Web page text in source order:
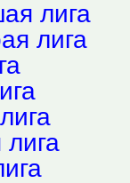
лига
лига